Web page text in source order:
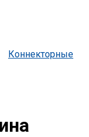
Коннекторные